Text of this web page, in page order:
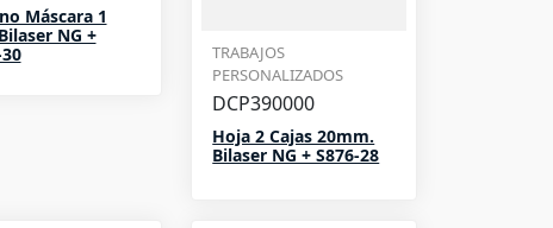
Máscara 1
NG +
TRABAJOS
PERSONALIZADOS
DCP390000
Hoja 2 Cajas 20mm.
Bilaser NG + S876-28